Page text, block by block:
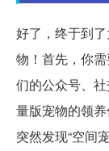
好了，终于到
物！首先，你
们的公众号、
量版宠物的领
突然发现“空间